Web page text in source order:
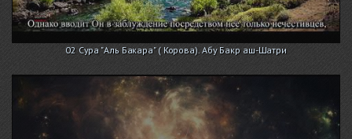
02 Сура "Аль Бакара" ( Корова). Абу Бакр аш-Шатри